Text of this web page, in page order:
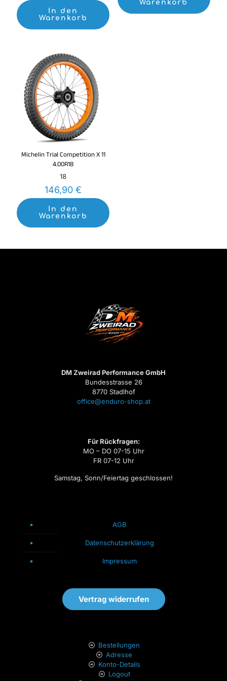
In den
Warenkorb
Warenkorb
Michelin Trial Competition X 11
4.00R18
18
146,90€
In den
Warenkorb
DM Zweirad Performance GmbH
Bundesstrasse 26
8770 Stadlhof
office@enduro-shop.at
Für Rückfragen:
MO – DO 07-15 Uhr
FR 07-12 Uhr
Samstag, Sonn/Feiertag geschlossen!
AGB
Datenschutzerklärung
Impressum
Vertrag widerrufen
Bestellungen
Adresse
Konto-Details
Logout